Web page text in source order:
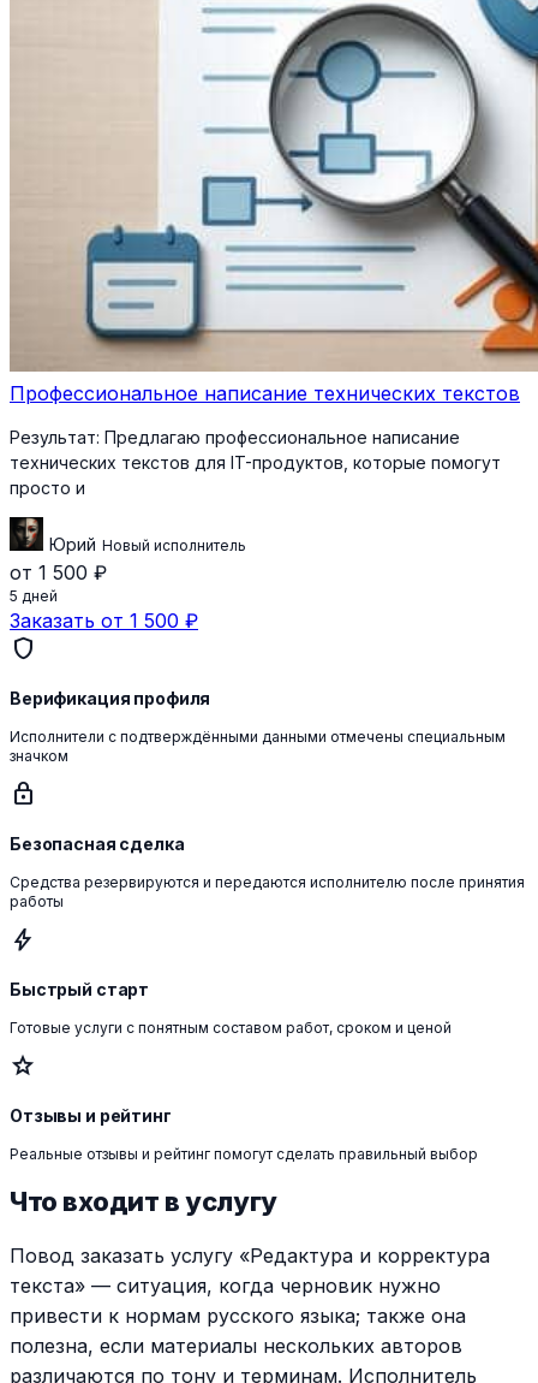
Профессиональное написание технических текстов
Результат: Предлагаю профессиональное написание
технических текстов для IT-продуктов, которые помогут
просто и
Юрий Новый исполнитель
от 1 500 ₽
5 дней
Заказать от 1 500 ₽
shield
Верификация профиля
Исполнители с подтверждёнными данными отмечены специальным
значком
lock
Безопасная сделка
Средства резервируются и передаются исполнителю после принятия
работы
bolt
Быстрый старт
Готовые услуги с понятным составом работ, сроком и ценой
star
Отзывы и рейтинг
Реальные отзывы и рейтинг помогут сделать правильный выбор
Что входит в услугу
Повод заказать услугу «Редактура и корректура
текста» — ситуация, когда черновик нужно
привести к нормам русского языка; также она
полезна, если материалы нескольких авторов
различаются по тону и терминам. Исполнитель